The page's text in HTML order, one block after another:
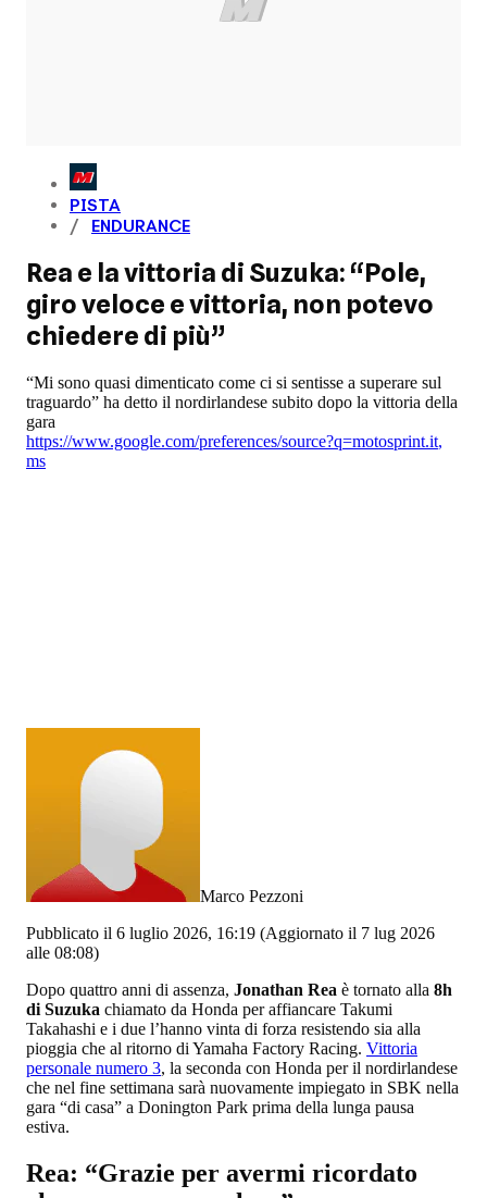
PISTA
ENDURANCE
Rea e la vittoria di Suzuka: “Pole,
giro veloce e vittoria, non potevo
chiedere di più”
“Mi sono quasi dimenticato come ci si sentisse a superare sul
traguardo” ha detto il nordirlandese subito dopo la vittoria della
gara
https://www.google.com/preferences/source?q=motosprint.it,
ms
Marco Pezzoni
Pubblicato il 6 luglio 2026, 16:19 (Aggiornato il 7 lug 2026
alle 08:08)
Dopo quattro anni di assenza, Jonathan Rea è tornato alla 8h
di Suzuka chiamato da Honda per affiancare Takumi
Takahashi e i due l’hanno vinta di forza resistendo sia alla
pioggia che al ritorno di Yamaha Factory Racing. Vittoria
personale numero 3, la seconda con Honda per il nordirlandese
che nel fine settimana sarà nuovamente impiegato in SBK nella
gara “di casa” a Donington Park prima della lunga pausa
estiva.
Rea: “Grazie per avermi ricordato